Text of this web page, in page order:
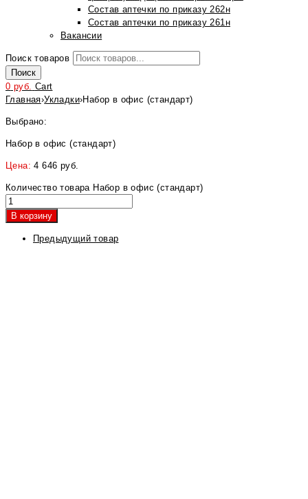
Состав аптечки по приказу 262н
Состав аптечки по приказу 261н
Вакансии
Поиск товаров
Поиск
0 руб. Cart
Главная›Укладки›Набор в офис (стандарт)
Выбрано:
Набор в офис (стандарт)
Цена:4 646 руб.
Количество товара Набор в офис (стандарт)
В корзину
Предыдущий товар